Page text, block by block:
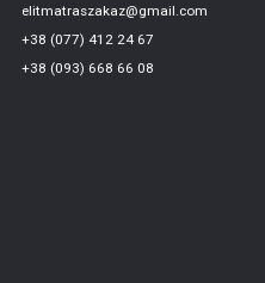
elitmatraszakaz@gmail.com
+38 (077) 412 24 67
+38 (093) 668 66 08